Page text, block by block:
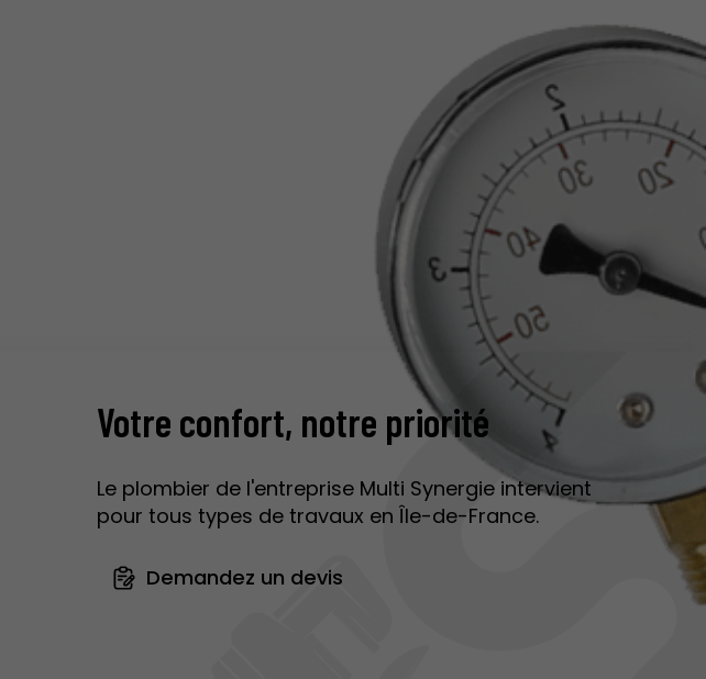
Votre confort, notre priorité
Le plombier de l'entreprise Multi Synergie intervient
pour tous types de travaux en Île-de-France.
Demandez un devis